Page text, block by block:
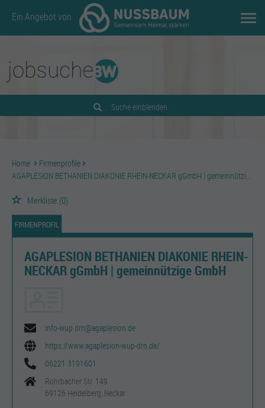
Ein Angebot von
Suche einblenden
Home
Firmenprofile
AGAPLESION BETHANIEN DIAKONIE RHEIN-NECKAR gGmbH | gemeinnützige GmbH
Merkliste (0)
FIRMENPROFIL
AGAPLESION BETHANIEN DIAKONIE RHEIN-
NECKAR gGmbH | gemeinnützige GmbH
info-wup.drn@agaplesion.de
https://www.agaplesion-wup-drn.de/
06221 3191601
Rohrbacher Str. 149
69126 Heidelberg, Neckar